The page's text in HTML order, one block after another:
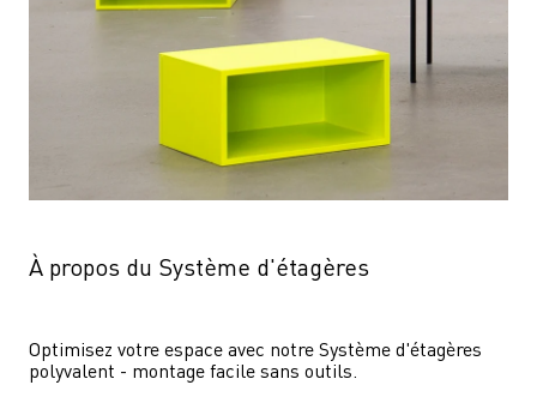
À propos du Système d'étagères
Optimisez votre espace avec notre Système d'étagères
polyvalent - montage facile sans outils.